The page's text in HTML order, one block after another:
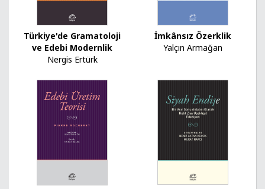
Türkiye'de Gramatoloji
ve Edebi Modernlik
Nergis Ertürk
İmkânsız Özerklik
Yalçın Armağan